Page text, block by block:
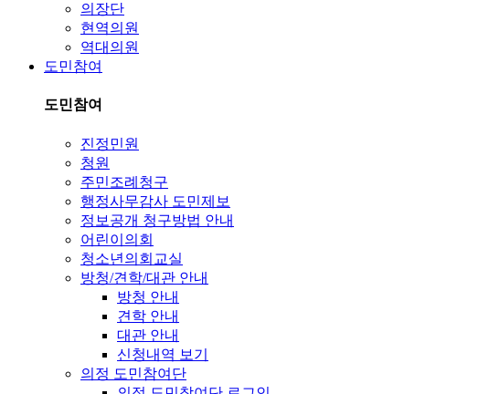
의장단
현역의원
역대의원
도민참여
도민참여
진정민원
청원
주민조례청구
행정사무감사 도민제보
정보공개 청구방법 안내
어린이의회
청소년의회교실
방청/견학/대관 안내
방청 안내
견학 안내
대관 안내
신청내역 보기
의정 도민참여단